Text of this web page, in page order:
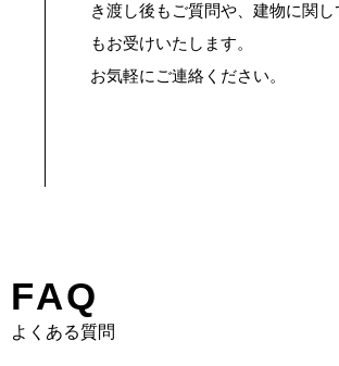
き渡し後もご質問や、建物に関
もお受けいたします。
お気軽にご連絡ください。
FAQ
よくある質問